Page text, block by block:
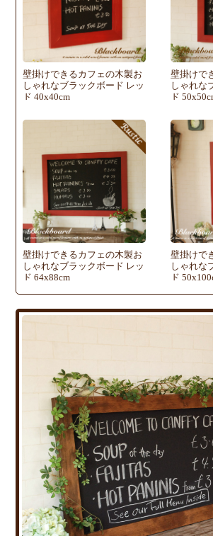
壁掛けできるカフェの木製お
しゃれなブラックボード レッ
ド 40x40cm
壁掛けで
しゃれな
ド
壁掛けできるカフェの木製お
しゃれなブラックボード レッ
ド 64x88cm
壁掛けで
しゃれな
ド